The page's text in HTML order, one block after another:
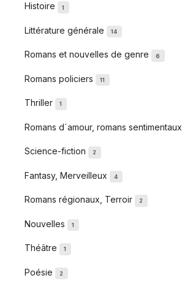
Histoire 1
Littérature générale 14
Romans et nouvelles de genre 6
Romans policiers 11
Thriller 1
Romans d´amour, romans sentimentaux
Science-fiction 2
Fantasy, Merveilleux 4
Romans régionaux, Terroir 2
Nouvelles 1
Théâtre 1
Poésie 2